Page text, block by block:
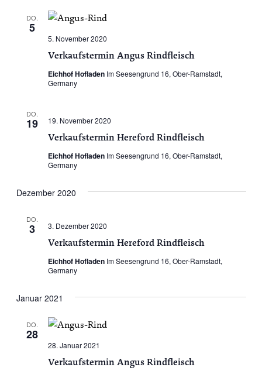
DO.
5
Verkaufstermin Angus Rindfleisch
5. November 2020
Eichhof Hofladen Im Seesengrund 16, Ober-Ramstadt,
Germany
DO.
19
Verkaufstermin Hereford Rindfleisch
19. November 2020
Eichhof Hofladen Im Seesengrund 16, Ober-Ramstadt,
Germany
Dezember 2020
DO.
3
Verkaufstermin Hereford Rindfleisch
3. Dezember 2020
Eichhof Hofladen Im Seesengrund 16, Ober-Ramstadt,
Germany
Januar 2021
DO.
28
Verkaufstermin Angus Rindfleisch
28. Januar 2021